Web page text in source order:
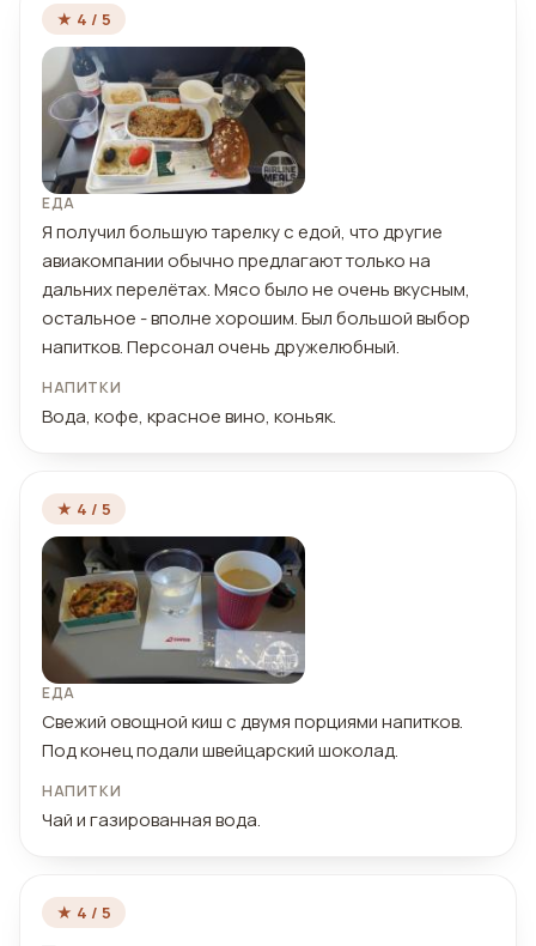
★ 4 / 5
ЕДА
Я получил большую тарелку с едой, что другие
авиакомпании обычно предлагают только на
дальних перелётах. Мясо было не очень вкусным,
остальное - вполне хорошим. Был большой выбор
напитков. Персонал очень дружелюбный.
НАПИТКИ
Вода, кофе, красное вино, коньяк.
★ 4 / 5
ЕДА
Свежий овощной киш с двумя порциями напитков.
Под конец подали швейцарский шоколад.
НАПИТКИ
Чай и газированная вода.
★ 4 / 5